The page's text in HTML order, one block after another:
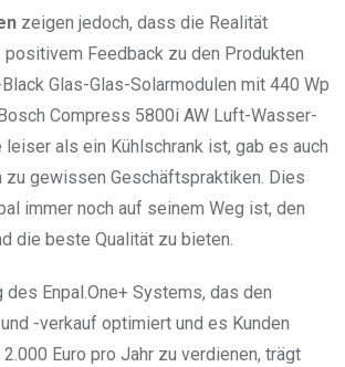
zeigen jedoch, dass die Realität
Feedback zu den Produkten
Glas-Glas-Solarmodulen mit 440 Wp
Compress 5800i AW Luft-Wasser-
leiser als ein Kühlschrank ist, gab es auch
zu gewissen Geschäftspraktiken. Dies
immer noch auf seinem Weg ist, den
die beste Qualität zu bieten.
des Enpal.One+ Systems, das den
-verkauf optimiert und es Kunden
Euro pro Jahr zu verdienen, trägt